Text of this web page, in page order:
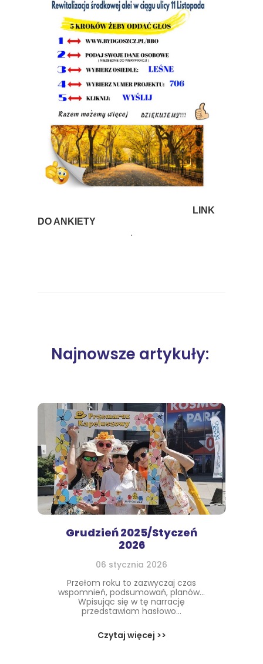
Najnowsze artykuły:
Grudzień 2025/Styczeń
2026
06 stycznia 2026
Przełom roku to zazwyczaj czas
wspomnień, podsumowań, planów...
Wpisując się w tę narrację
przedstawiam hasłowo...
Czytaj więcej >>
LINK
DO ANKIETY
.